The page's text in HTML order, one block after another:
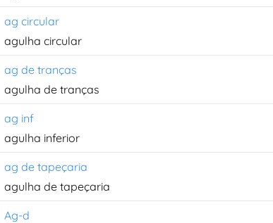
ag circular
agulha circular
ag de tranças
agulha de tranças
ag inf
agulha inferior
ag de tapeçaria
agulha de tapeçaria
Ag-d